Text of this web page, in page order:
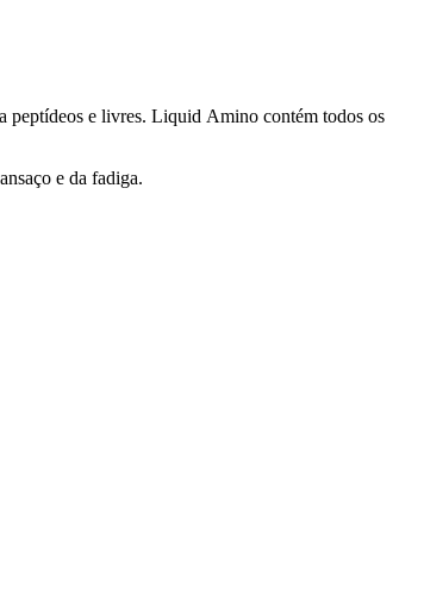
peptídeos e livres. Liquid Amino contém todos os
e da fadiga.